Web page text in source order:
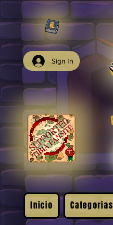
Sign In
Inicio Categorias